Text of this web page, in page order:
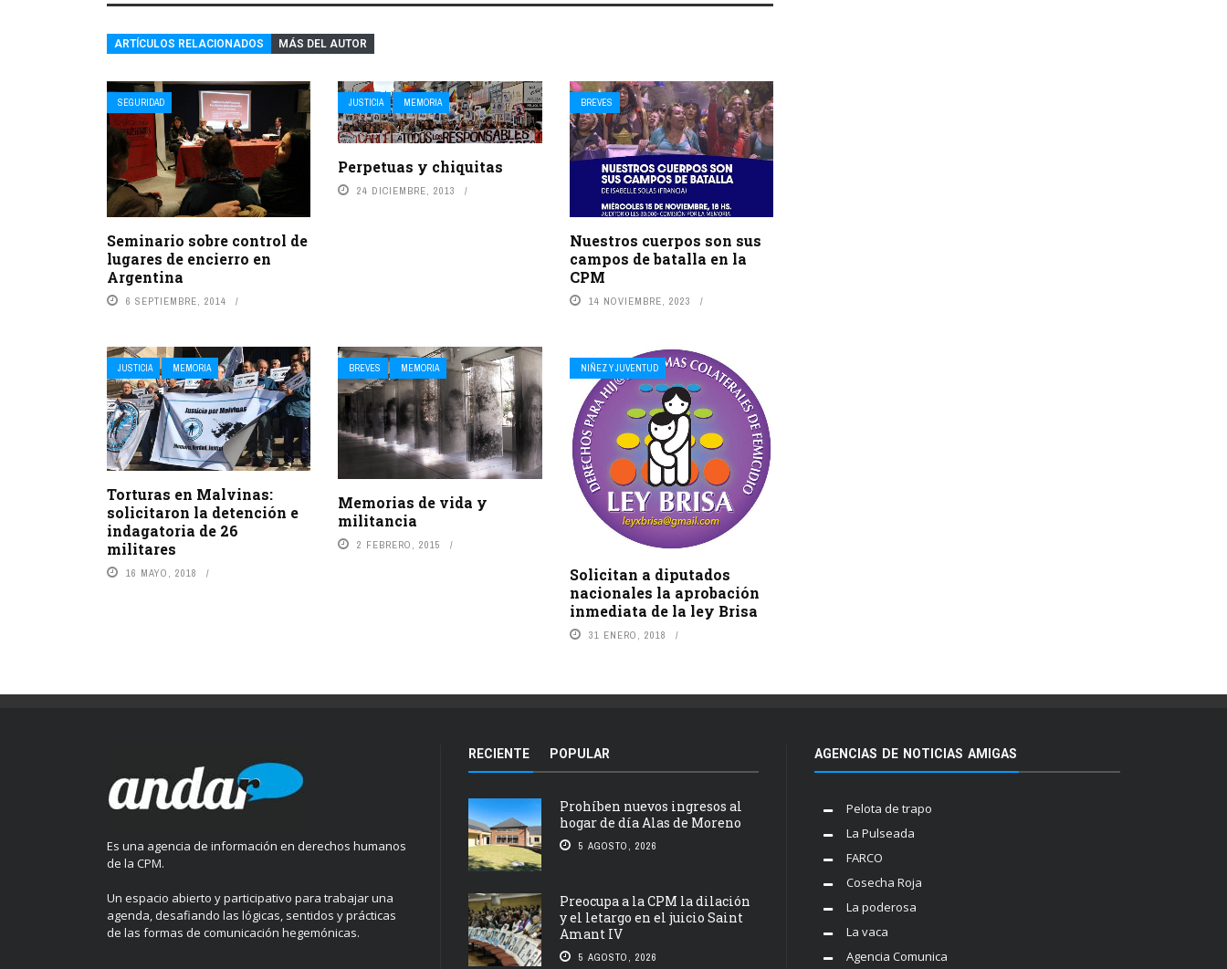
ARTÍCULOS RELACIONADOS MÁS DEL AUTOR
SEGURIDAD
Seminario sobre control de
lugares de encierro en
Argentina
6 SEPTIEMBRE, 2014
JUSTICIA MEMORIA
Perpetuas y chiquitas
24 DICIEMBRE, 2013
BREVES
Nuestros cuerpos son sus
campos de batalla en la
CPM
14 NOVIEMBRE, 2023
JUSTICIA MEMORIA
Torturas en Malvinas:
solicitaron la detención e
indagatoria de 26
militares
16 MAYO, 2018
BREVES MEMORIA
Memorias de vida y
militancia
2 FEBRERO, 2015
NIÑEZ Y JUVENTUD
Solicitan a diputados
nacionales la aprobación
inmediata de la ley Brisa
31 ENERO, 2018
Es una agencia de información en derechos humanos
de la CPM.
Un espacio abierto y participativo para trabajar una
agenda, desafiando las lógicas, sentidos y prácticas
de las formas de comunicación hegemónicas.
RECIENTE POPULAR
Prohíben nuevos ingresos al
hogar de día Alas de Moreno
5 AGOSTO, 2026
Preocupa a la CPM la dilación
y el letargo en el juicio Saint
Amant IV
5 AGOSTO, 2026
AGENCIAS DE NOTICIAS AMIGAS
Pelota de trapo
La Pulseada
FARCO
Cosecha Roja
La poderosa
La vaca
Agencia Comunica